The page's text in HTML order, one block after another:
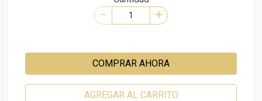
COMPRAR AHORA
AGREGAR AL CARRITO